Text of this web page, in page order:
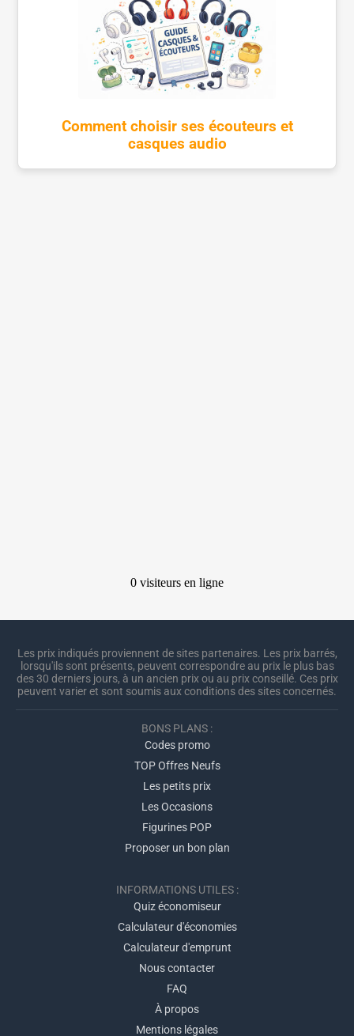
Comment choisir ses écouteurs et
casques audio
Les prix indiqués proviennent de sites partenaires. Les prix barrés,
lorsqu'ils sont présents, peuvent correspondre au prix le plus bas
des 30 derniers jours, à un ancien prix ou au prix conseillé. Ces prix
peuvent varier et sont soumis aux conditions des sites concernés.
BONS PLANS :
Codes promo
TOP Offres Neufs
Les petits prix
Les Occasions
Figurines POP
Proposer un bon plan
INFORMATIONS UTILES :
Quiz économiseur
Calculateur d'économies
Calculateur d'emprunt
Nous contacter
FAQ
À propos
Mentions légales